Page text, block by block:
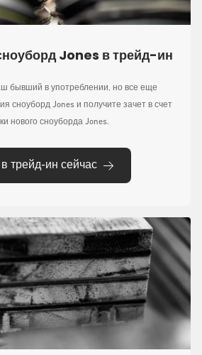
Jones в трейд-ин
бывший в употреблении, но все еще
сноуборд Jones и получите зачет в счет
нового сноуборда Jones.
трейд-ин сейчас